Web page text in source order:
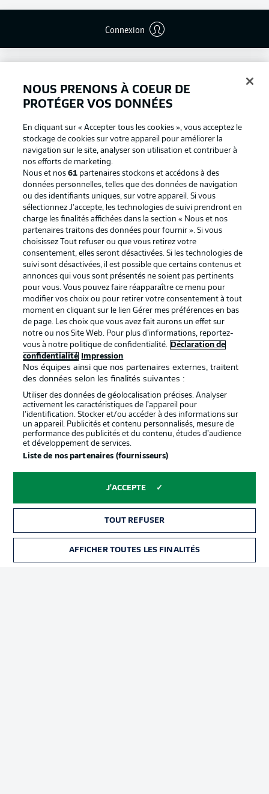
Connexion
Football as it's meant to be
BUNDESLIGA APP
Proposé par
services
Mentions Légales Gérer mes préférences
Diffuseurs
Travaux Contact
NOUS PRENONS À COEUR DE
PROTÉGER VOS DONNÉES
En cliquant sur « Accepter tous les cookies », vous acceptez le
stockage de cookies sur votre appareil pour améliorer la
navigation sur le site, analyser son utilisation et contribuer à
nos efforts de marketing.
Nous et nos61 partenaires stockons et accédons à des
données personnelles, telles que des données de navigation
ou des identifiants uniques, sur votre appareil. Si vous
sélectionnez J'accepte, les technologies de suivi prendront en
charge les finalités affichées dans la section « Nous et nos
partenaires traitons des données pour fournir ». Si vous
choisissez Tout refuser ou que vous retirez votre
consentement, elles seront désactivées. Si les technologies de
suivi sont désactivées, il est possible que certains contenus et
annonces qui vous sont présentés ne soient pas pertinents
pour vous. Vous pouvez faire réapparaître ce menu pour
modifier vos choix ou pour retirer votre consentement à tout
moment en cliquant sur le lien Gérer mes préférences en bas
de page. Les choix que vous avez fait aurons un effet sur
notre ou nos Site Web. Pour plus d’informations, reportez-
vous à notre politique de confidentialité.
Déclaration de
confidentialité
Impression
Nos équipes ainsi que nos partenaires externes, traitent
des données selon les finalités suivantes :
Utiliser des données de géolocalisation précises. Analyser
activement les caractéristiques de l’appareil pour
l’identification. Stocker et/ou accéder à des informations sur
un appareil. Publicités et contenu personnalisés, mesure de
performance des publicités et du contenu, études d’audience
et développement de services.
Liste de nos partenaires (fournisseurs)
J'ACCEPTE
TOUT REFUSER
AFFICHER TOUTES LES FINALITÉS